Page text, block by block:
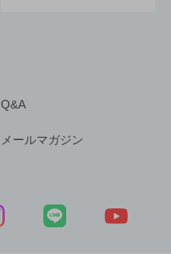
Q&A
メールマガジン